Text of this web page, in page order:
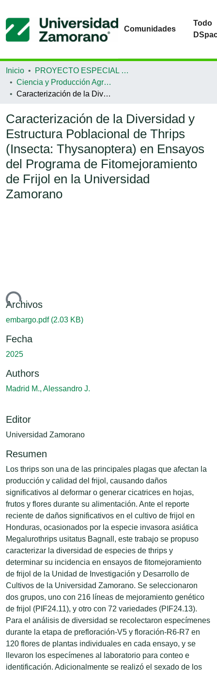
Comunidades
Todo
Inicio
PROYECTO ESPECIAL DE GRADUACIÓN
Ciencia y Producción Agropecuaria
Caracterización de la Diversidad y Estructura Poblacional de Thrips (Insecta: Thysanoptera) en Ensayos del Programa de Fitomejoramiento de Frijol en la Universidad Zamorano
Caracterización de la Diversidad y
Estructura Poblacional de Thrips
(Insecta: Thysanoptera) en Ensayos
del Programa de Fitomejoramiento
de Frijol en la Universidad
Zamorano
Archivos
embargo.pdf (2.03 KB)
Fecha
2025
Authors
Madrid M., Alessandro J.
Editor
Universidad Zamorano
Resumen
Los thrips son una de las principales plagas que afectan la
producción y calidad del frijol, causando daños
significativos al deformar o generar cicatrices en hojas,
frutos y flores durante su alimentación. Ante el reporte
reciente de daños significativos en el cultivo de frijol en
Honduras, ocasionados por la especie invasora asiática
Megalurothrips usitatus Bagnall, este trabajo se propuso
caracterizar la diversidad de especies de thrips y
determinar su incidencia en ensayos de fitomejoramiento
de frijol de la Unidad de Investigación y Desarrollo de
Cultivos de la Universidad Zamorano. Se seleccionaron
dos grupos, uno con 216 líneas de mejoramiento genético
de frijol (PIF24.11), y otro con 72 variedades (PIF24.13).
Para el análisis de diversidad se recolectaron especímenes
durante la etapa de prefloración-V5 y floración-R6-R7 en
120 flores de plantas individuales en cada ensayo, y se
llevaron los especímenes al laboratorio para conteo e
identificación. Adicionalmente se realizó el sexado de los